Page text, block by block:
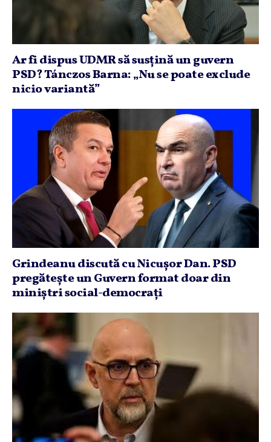
Ar fi dispus UDMR să susţină un guvern
PSD? Tánczos Barna: „Nu se poate exclude
nicio variantă”
Grindeanu discută cu Nicuşor Dan. PSD
pregăteşte un Guvern format doar din
miniştri social-democraţi